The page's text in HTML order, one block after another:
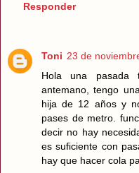
Responder
Toni 23 de
Hola una pasada
antemano, tengo
hija de 12 años y
pases de metro.
decir no hay
es suficiente con
hay que hacer cola